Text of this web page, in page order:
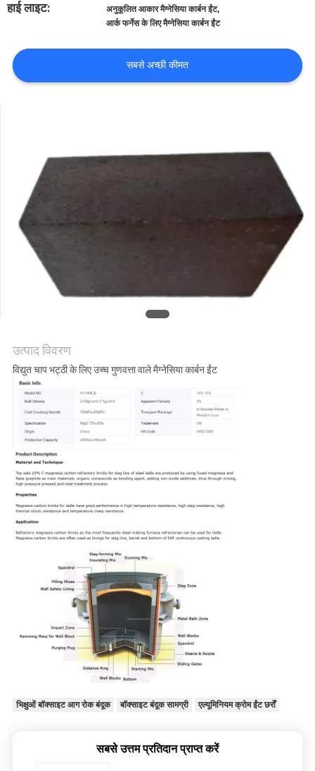
संपर्क
करें
साइटमैप
गोपनीयता
हाई लाइट:
अनुकूलित आकार मैग्नेसिया कार्बन ईंट,
आर्क फर्नेस के लिए मैग्नेसिया कार्बन ईंट
सबसे अच्छी कीमत
उत्पाद विवरण
विद्युत चाप भट्ठी के लिए उच्च गुणवत्ता वाले मैग्नेसिया कार्बन ईंट
भिक्षुओं बॉक्साइट आग रोक बंदूक बॉक्साइट बंदूक सामग्री एल्यूमिनियम क्रोम ईंट छर्रों
सबसे उत्तम प्रतिदान प्राप्त करें